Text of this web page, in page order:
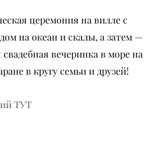
церемония на вилле с
на океан и скалы, а затем —
вечеринка в море на
в кругу семьи и друзей!
ТУТ